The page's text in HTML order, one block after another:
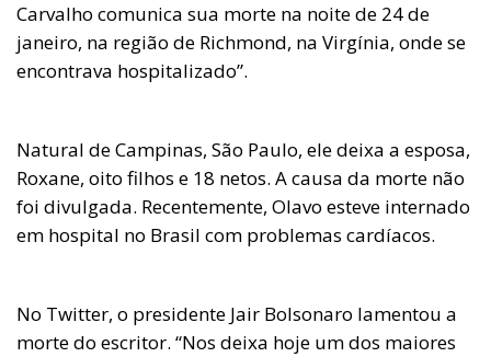
Carvalho comunica sua morte na noite de 24 de
janeiro, na região de Richmond, na Virgínia, onde se
encontrava hospitalizado”.
Natural de Campinas, São Paulo, ele deixa a esposa,
Roxane, oito filhos e 18 netos. A causa da morte não
foi divulgada. Recentemente, Olavo esteve internado
em hospital no Brasil com problemas cardíacos.
No Twitter, o presidente Jair Bolsonaro lamentou a
morte do escritor. “Nos deixa hoje um dos maiores